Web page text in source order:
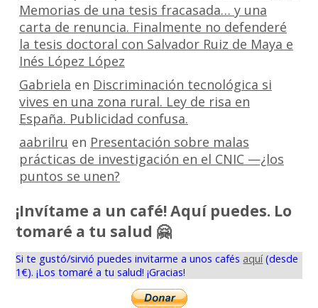
Memorias de una tesis fracasada… y una
carta de renuncia. Finalmente no defenderé
la tesis doctoral con Salvador Ruiz de Maya e
Inés López López
Gabriela en Discriminación tecnológica si
vives en una zona rural. Ley de risa en
España. Publicidad confusa.
aabrilru en Presentación sobre malas
prácticas de investigación en el CNIC —¿los
puntos se unen?
¡Invítame a un café! Aquí puedes. Lo
tomaré a tu salud 🤗
Si te gustó/sirvió puedes invitarme a unos cafés aquí(desde
1€). ¡Los tomaré a tu salud! ¡Gracias!